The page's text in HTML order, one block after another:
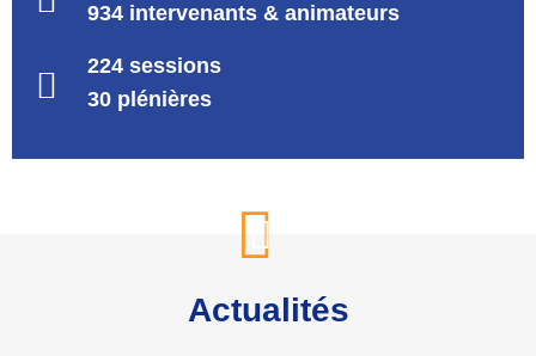
934 intervenants & animateurs
224 sessions
30 plénières
Actualités